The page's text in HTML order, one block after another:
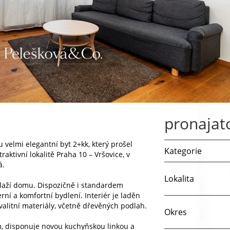
elegantní byt 2+kk, který prošel
lokalitě Praha 10 – Vršovice, v
domu. Dispozičně i standardem
a komfortní bydlení. Interiér je laděn
materiály, včetně dřevěných podlah.
disponuje novou kuchyňskou linkou a
Kategorie
Lokalita
Okres